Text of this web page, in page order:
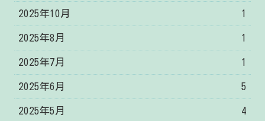
2025年10月 1
2025年8月 1
2025年7月 1
2025年6月 5
2025年5月 4